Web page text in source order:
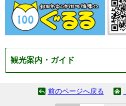
観光案内・ガイド
前のページへ戻る